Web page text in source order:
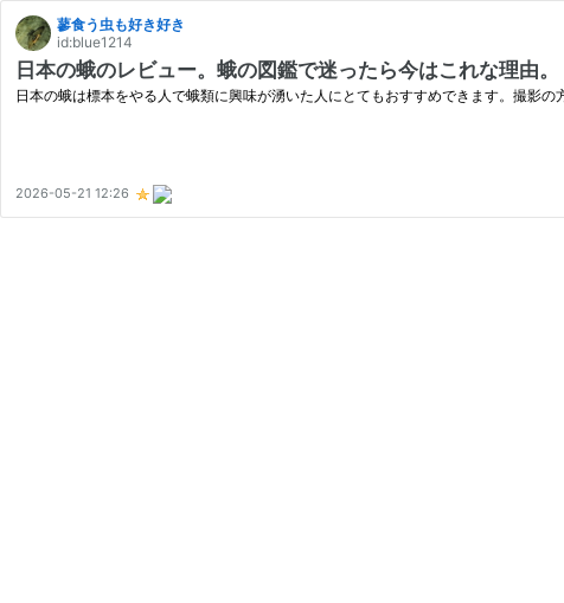
蓼食う虫も好き好き
id:blue1214
日本の蛾のレビュー。蛾の図鑑で迷ったら今はこれな理由。
日本の蛾は標本をやる人で蛾類に興味が湧いた人にとてもおすすめできます。撮影
2026-05-21 12:26